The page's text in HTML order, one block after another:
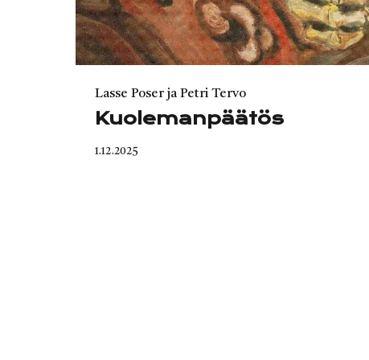
Category
Lasse Poser ja Petri Tervo
Kuolemanpäätös
Published
1.12.2025